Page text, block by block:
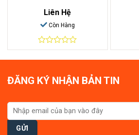
Liên Hệ
Còn Hàng
0
out
ĐĂNG KÝ NHẬN BẢN TIN